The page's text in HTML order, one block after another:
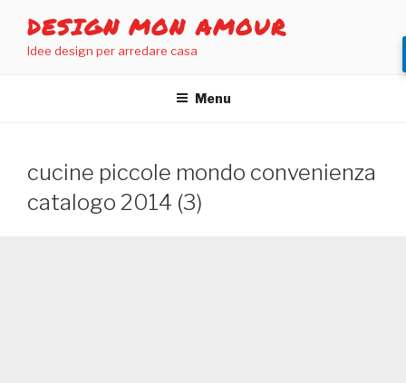
contenuto
DESIGN MON AMOUR
Idee design per arredare casa
Menu
cucine piccole mondo convenienza
catalogo 2014 (3)